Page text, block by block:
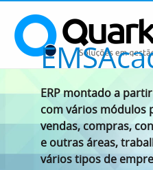
ERP montado a
com vários módulos
vendas, compras,
e outras áreas,
vários tipos de